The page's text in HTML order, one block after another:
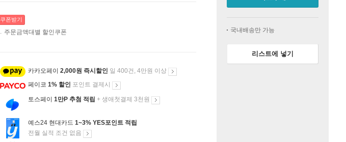
쿠폰받기
주문금액대별 할인쿠폰
카카오페이 2,000원 즉시할인 일 400건, 4만원 이상
페이코 1% 할인 포인트 결제시
토스페이 1만P 추첨 적립 + 생애첫결제 3천원
예스24 현대카드 1~3% YES포인트 적립
전월 실적 조건 없음
국내배송만 가능
리스트에 넣기